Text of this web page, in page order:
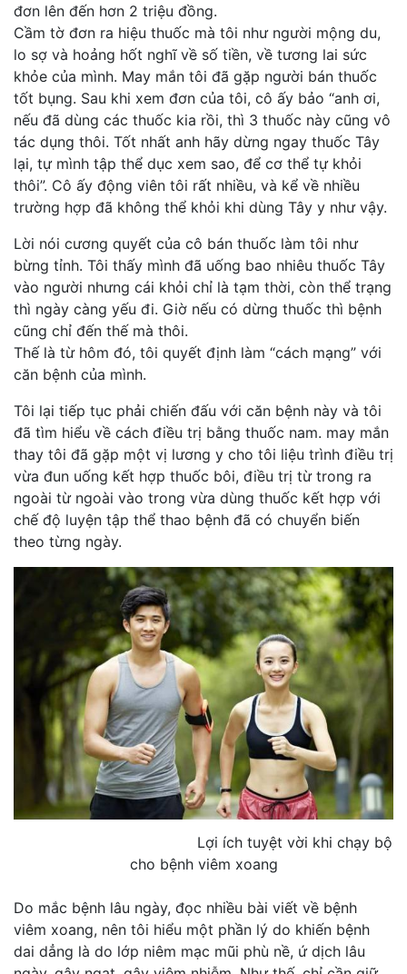
đơn lên đến hơn 2 triệu đồng.
Cầm tờ đơn ra hiệu thuốc mà tôi như người mộng du,
lo sợ và hoảng hốt nghĩ về số tiền, về tương lai sức
khỏe của mình. May mắn tôi đã gặp người bán thuốc
tốt bụng. Sau khi xem đơn của tôi, cô ấy bảo “anh ơi,
nếu đã dùng các thuốc kia rồi, thì 3 thuốc này cũng vô
tác dụng thôi. Tốt nhất anh hãy dừng ngay thuốc Tây
lại, tự mình tập thể dục xem sao, để cơ thể tự khỏi
thôi”. Cô ấy động viên tôi rất nhiều, và kể về nhiều
trường hợp đã không thể khỏi khi dùng Tây y như vậy.
Lời nói cương quyết của cô bán thuốc làm tôi như
bừng tỉnh. Tôi thấy mình đã uống bao nhiêu thuốc Tây
vào người nhưng cái khỏi chỉ là tạm thời, còn thể trạng
thì ngày càng yếu đi. Giờ nếu có dừng thuốc thì bệnh
cũng chỉ đến thế mà thôi.
Thế là từ hôm đó, tôi quyết định làm “cách mạng” với
căn bệnh của mình.
Tôi lại tiếp tục phải chiến đấu với căn bệnh này và tôi
đã tìm hiểu về cách điều trị bằng thuốc nam. may mắn
thay tôi đã gặp một vị lương y cho tôi liệu trình điều trị
vừa đun uống kết hợp thuốc bôi, điều trị từ trong ra
ngoài từ ngoài vào trong vừa dùng thuốc kết hợp với
chế độ luyện tập thể thao bệnh đã có chuyển biến
theo từng ngày.
Lợi ích tuyệt vời khi chạy bộ
cho bệnh viêm xoang
Do mắc bệnh lâu ngày, đọc nhiều bài viết về bệnh
viêm xoang, nên tôi hiểu một phần lý do khiến bệnh
dai dẳng là do lớp niêm mạc mũi phù nề, ứ dịch lâu